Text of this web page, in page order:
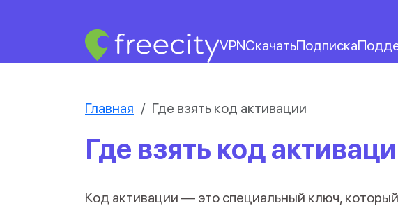
VPNСкачатьПодписка
Главная Где взять код активации
Где взять код
Код активации — это специальный ключ,